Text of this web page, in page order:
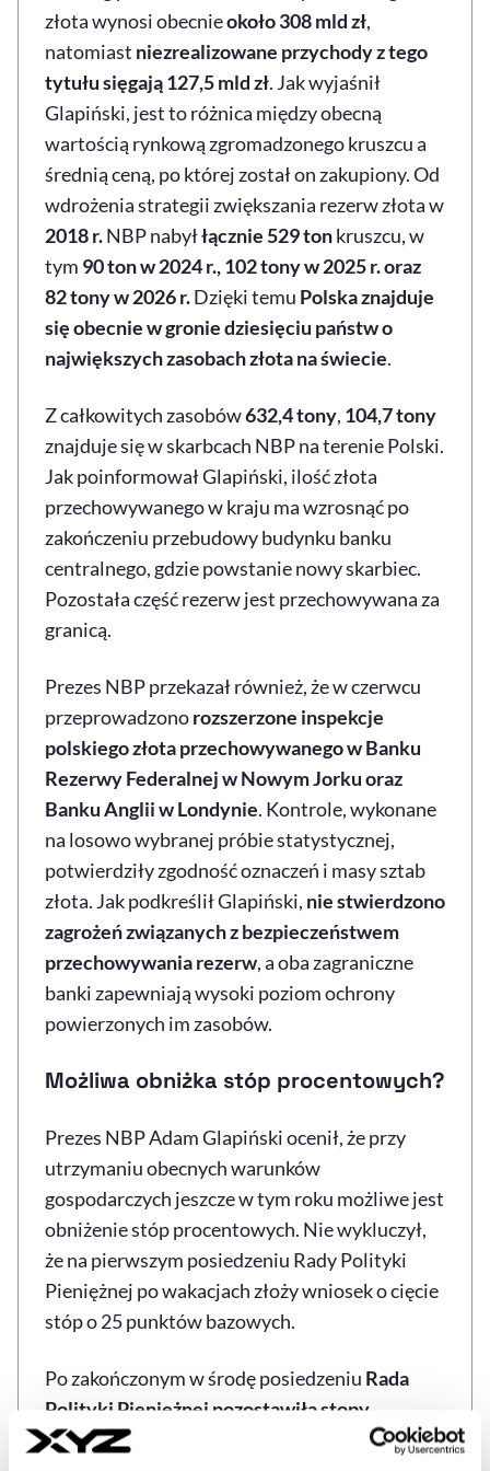
złota wynosi obecnieokoło 308 mld zł,
natomiast niezrealizowane przychody z tego
tytułu sięgają 127,5 mld zł. Jak wyjaśnił
Glapiński, jest to różnica między obecną
wartością rynkową zgromadzonego kruszcu a
średnią ceną, po której został on zakupiony. Od
wdrożenia strategii zwiększania rezerw złota w
2018 r.NBP nabyłłącznie 529 tonkruszcu, w
tym 90 ton w 2024 r., 102 tony w 2025 r. oraz
82 tony w 2026 r.Dzięki temu Polska znajduje
się obecnie w gronie dziesięciu państw o
największych zasobach złota na świecie.
Z całkowitych zasobów632,4 tony, 104,7 tony
znajduje się w skarbcach NBP na terenie Polski.
Jak poinformował Glapiński, ilość złota
przechowywanego w kraju ma wzrosnąć po
zakończeniu przebudowy budynku banku
centralnego, gdzie powstanie nowy skarbiec.
Pozostała część rezerw jest przechowywana za
granicą.
Prezes NBP przekazał również, że w czerwcu
przeprowadzonorozszerzone inspekcje
polskiego złota przechowywanego w Banku
Rezerwy Federalnej w Nowym Jorku oraz
Banku Anglii w Londynie. Kontrole, wykonane
na losowo wybranej próbie statystycznej,
potwierdziły zgodność oznaczeń i masy sztab
złota. Jak podkreślił Glapiński, nie stwierdzono
zagrożeń związanych z bezpieczeństwem
przechowywania rezerw, a oba zagraniczne
banki zapewniają wysoki poziom ochrony
powierzonych im zasobów.
Możliwa obniżka stóp procentowych?
Prezes NBP Adam Glapiński ocenił, że przy
utrzymaniu obecnych warunków
gospodarczych jeszcze w tym roku możliwe jest
obniżenie stóp procentowych. Nie wykluczył,
że na pierwszym posiedzeniu Rady Polityki
Pieniężnej po wakacjach złoży wniosek o cięcie
stóp o 25 punktów bazowych.
Po zakończonym w środę posiedzeniu Rada
Polityki Pieniężnej pozostawiła stopy
procentowe bez zmian
stopa referencyjna